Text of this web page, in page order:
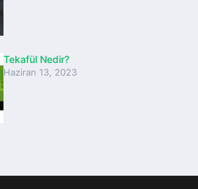
Tekafül Nedir?
Haziran 13, 2023